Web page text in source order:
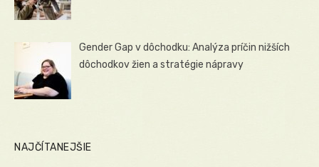
Gender Gap v dôchodku: Analýza príčin nižších
dôchodkov žien a stratégie nápravy
NAJČÍTANEJŠIE